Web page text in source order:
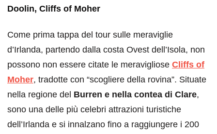
Doolin, Cliffs of Moher
Come prima tappa del tour sulle meraviglie
d’Irlanda, partendo dalla costa Ovest dell’Isola, non
possono non essere citate le meravigliose Cliffs of
Moher, tradotte con “scogliere della rovina”. Situate
nella regione del Burren e nella contea di Clare,
sono una delle più celebri attrazioni turistiche
dell’Irlanda e si innalzano fino a raggiungere i 200